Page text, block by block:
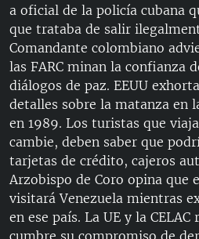
ESPECIALES
LA REALIDAD DE LA VIVIENDA
SER VIEJO EN CUBA
KENTU-CUBANO
LOS SANTOS DE HIALEAH
DESINFORMACIÓN RUSA EN
LA INVASIÓN DE RUSIA A
MULTIMEDIA
EDITORIALES
SÍGUENOS
a oficial de la policía cubana
que trataba de salir
Comandante colombiano
las FARC minan la confianza
diálogos de paz. EEUU
detalles sobre la matanza en
en 1989. Los turistas que
cambie, deben saber que
tarjetas de crédito, cajeros
Arzobispo de Coro opina que
visitará Venezuela mientras
en ese país. La UE y la
cumbre su compromiso de